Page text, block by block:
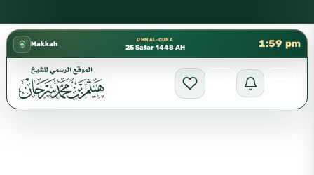
Makkah
UMM AL-QURA
25 Safar 1448 AH 1:59 pm